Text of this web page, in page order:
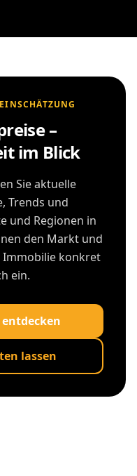
–
im Blick
Sie aktuelle
Trends und
und Regionen in
den Markt und
Immobilie konkret
ein.
lassen